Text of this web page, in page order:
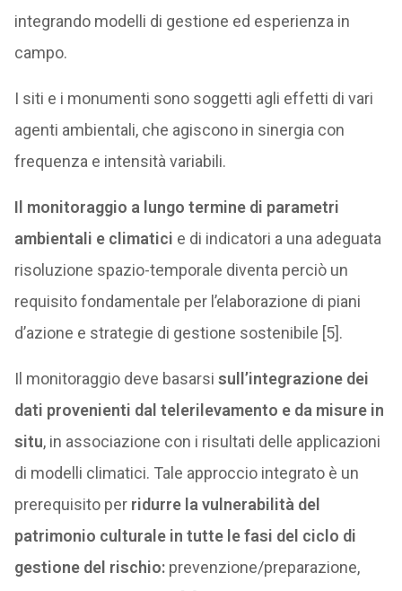
integrando modelli di gestione ed esperienza in
campo.
I siti e i monumenti sono soggetti agli effetti di vari
agenti ambientali, che agiscono in sinergia con
frequenza e intensità variabili.
Il monitoraggio a lungo termine di parametri
ambientali e climatici e di indicatori a una adeguata
risoluzione spazio-temporale diventa perciò un
requisito fondamentale per l’elaborazione di piani
d’azione e strategie di gestione sostenibile [5].
Il monitoraggio deve basarsi sull’integrazione dei
dati provenienti dal telerilevamento e da misure in
situ, in associazione con i risultati delle applicazioni
di modelli climatici. Tale approccio integrato è un
prerequisito per ridurre la vulnerabilità del
patrimonio culturale in tutte le fasi del ciclo di
gestione del rischio:prevenzione/preparazione,